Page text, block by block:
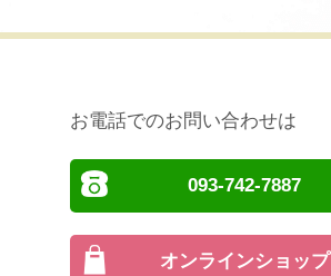
お電話でのお問い合わせは
093-742-7887
オンラインショップ